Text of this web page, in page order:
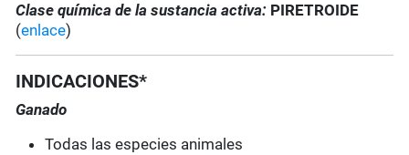
Clase química de la sustancia activa: PIRETROIDE
(enlace)
INDICACIONES*
Ganado
Todas las especies animales